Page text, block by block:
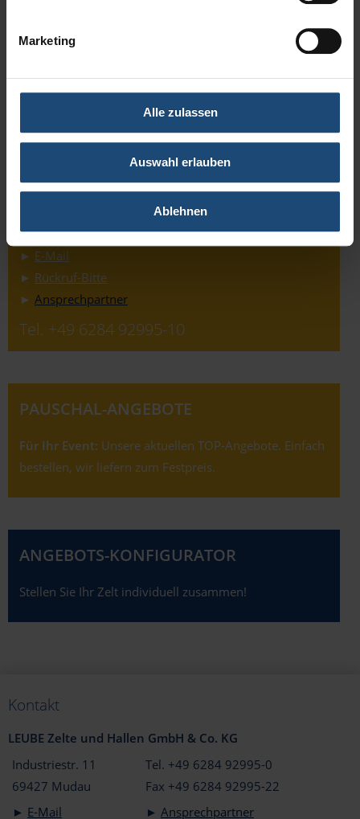
Marketing
Alle zulassen
Auswahl erlauben
Ablehnen
► E-Mail
► Rückruf-Bitte
► Ansprechpartner
Tel. +49 6284 92995-10
PAUSCHAL-ANGEBOTE
Für Ihr Event: Unsere aktuellen TOP-Angebote. Einfach
bestellen, wir liefern zum Festpreis.
ANGEBOTS-KONFIGURATOR
Stellen Sie Ihr Zelt individuell zusammen!
Kontakt
LEUBE Zelte und Hallen GmbH & Co. KG
Industriestr. 11
69427 Mudau
► E-Mail
Tel. +49 6284 92995-0
Fax +49 6284 92995-22
► Ansprechpartner